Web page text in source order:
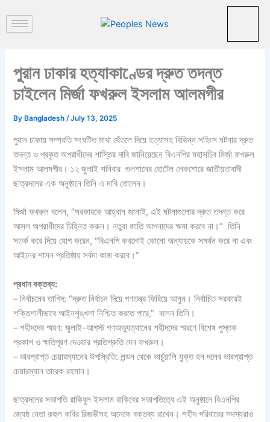
content
পুরান ঢাকার হত্যাকাণ্ডের দ্রুত তদন্ত
চাইলেন মির্জা ফখরুল ইসলাম আলমগীর
By Bangladesh/July 13, 2025
পুরান ঢাকায় সম্প্রতি সংঘটিত মাথা থেঁতলে দিয়ে হত্যাসহ বিভিন্ন সহিংস ঘটনার দ্রুত
তদন্ত ও প্রকৃত অপরাধীদের শাস্তির দাবি জানিয়েছেন বিএনপির মহাসচিব মির্জা ফখরুল
ইসলাম আলমগীর। ১২ জুলাই শনিবার গুলশানের হোটেল লেকশোরে জাতীয়তাবাদী
ছাত্রদলের এক অনুষ্ঠানে তিনি এ দাবি তোলেন।
মির্জা ফখরুল বলেন, “সরকারকে আহ্বান জানাই, এই ঘটনাগুলোর দ্রুত তদন্ত করে
আসল অপরাধীদের চিহ্নিত করুন। নতুবা জাতি আপনাদের ক্ষমা করবে না।” তিনি
সতর্ক করে দিয়ে যোগ করেন, “বিএনপি কখনোই কোনো অন্যায়কে সমর্থন করে না এবং
আইনের শাসন প্রতিষ্ঠায় সর্বদা কাজ করবে।”
প্রধান বক্তব্য:
– নির্বাচনের তাগিদ: “দ্রুত নির্বাচন দিয়ে গণতন্ত্র ফিরিয়ে আনুন। নির্বাচিত সরকারই
শক্তিশালীভাবে আইনশৃঙ্খলা নিশ্চিত করতে পারে,” বলেন তিনি।
– শহীদদের স্মরণ: জুলাই-আগস্ট গণঅভ্যুত্থানের শহীদদের স্মরণে বিশেষ পুস্তক
প্রকাশ ও ক্ষতিপূরণ দেওয়ার প্রতিশ্রুতি দেন ফখরুল।
– ভারপ্রাপ্ত চেয়ারম্যানের উপস্থিতি: লন্ডন থেকে ভার্চুয়ালি যুক্ত হন দলের ভারপ্রাপ্ত
চেয়ারম্যান তারেক রহমান।
ছাত্রদলের সভাপতি রাকিবুল ইসলাম রাকিবের সভাপতিত্বে এই অনুষ্ঠানে বিএনপির
জ্যেষ্ঠ নেতা রুহুল কবির রিজভীসহ অনেকে বক্তব্য রাখেন। শহীদ পরিবারের সদস্যরাও
রা
ত
র